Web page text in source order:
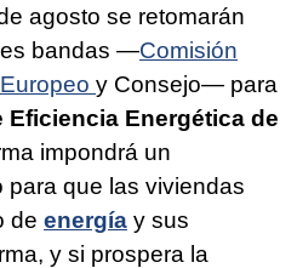
agosto se retomarán
bandas —Comisión
y Consejo— para
Eficiencia Energética de
impondrá un
para que las viviendas
de energía y sus
y si prospera la